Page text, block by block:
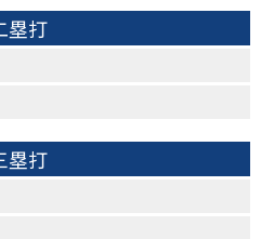
塁打
塁打